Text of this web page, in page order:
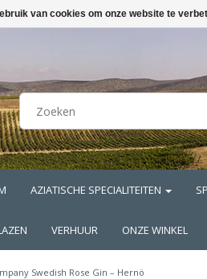
AZIATISCHE SPECIALITEITEN
VERHUUR ONZE WINKEL
Swedish Rose Gin – Hernö
van cookies om onze website te